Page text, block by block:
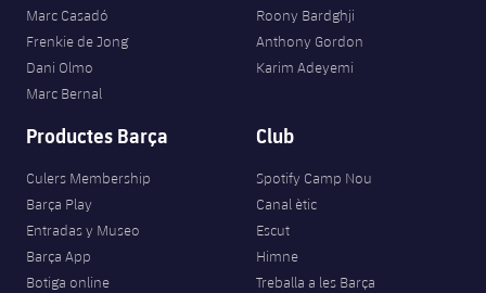
Marc Casadó
Frenkie de Jong
Dani Olmo
Marc Bernal
Roony Bardghji
Anthony Gordon
Karim Adeyemi
Productes Barça
Culers Membership
Barça Play
Entradas y Museo
Barça App
Botiga online
Club
Spotify Camp Nou
Canal ètic
Escut
Himne
Treballa a les Barça